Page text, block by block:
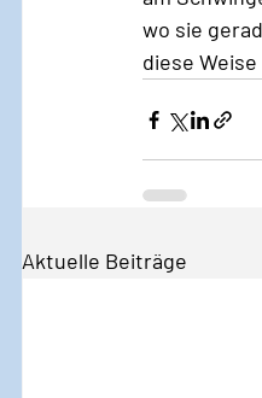
wo sie
diese
Aktuelle Beiträge